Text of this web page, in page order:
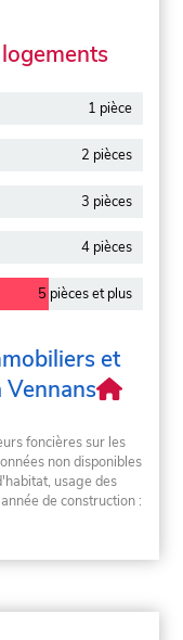
1 pièce
2 pièces
3 pièces
4 pièces
5 pièces et plus
et
Vennans
foncières sur les
non disponibles
usage des
de construction :